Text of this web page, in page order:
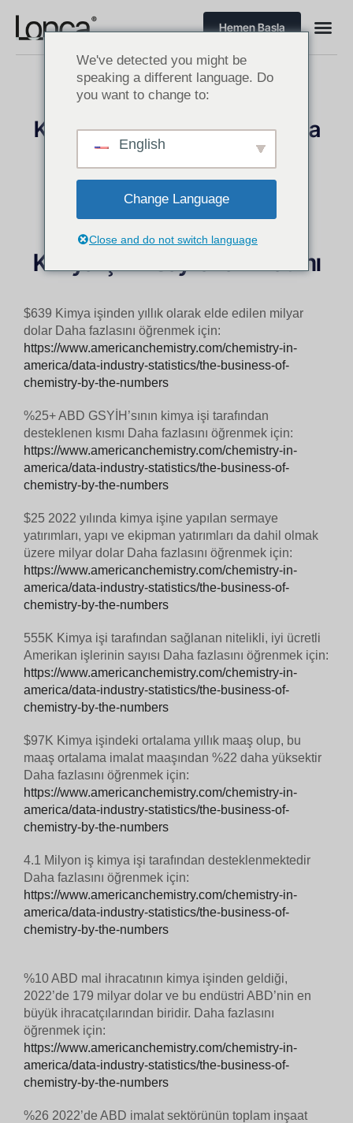
Hemen Başla
Kimyanın İş Dünyası Rakamlarla
Amerika’da Kimya Sektörü Sektör Raporları
Kimya İşinin Sayılarla Anlatımı
$639 Kimya işinden yıllık olarak elde edilen milyar
dolar Daha fazlasını öğrenmek için:
https://www.americanchemistry.com/chemistry-in-
america/data-industry-statistics/the-business-of-
chemistry-by-the-numbers
%25+ ABD GSYİH’sının kimya işi tarafından
desteklenen kısmı Daha fazlasını öğrenmek için:
https://www.americanchemistry.com/chemistry-in-
america/data-industry-statistics/the-business-of-
chemistry-by-the-numbers
$25 2022 yılında kimya işine yapılan sermaye
yatırımları, yapı ve ekipman yatırımları da dahil olmak
üzere milyar dolar Daha fazlasını öğrenmek için:
https://www.americanchemistry.com/chemistry-in-
america/data-industry-statistics/the-business-of-
chemistry-by-the-numbers
555K Kimya işi tarafından sağlanan nitelikli, iyi ücretli
Amerikan işlerinin sayısı Daha fazlasını öğrenmek için:
https://www.americanchemistry.com/chemistry-in-
america/data-industry-statistics/the-business-of-
chemistry-by-the-numbers
$97K Kimya işindeki ortalama yıllık maaş olup, bu
maaş ortalama imalat maaşından %22 daha yüksektir
Daha fazlasını öğrenmek için:
https://www.americanchemistry.com/chemistry-in-
america/data-industry-statistics/the-business-of-
chemistry-by-the-numbers
4.1 Milyon iş kimya işi tarafından desteklenmektedir
Daha fazlasını öğrenmek için:
https://www.americanchemistry.com/chemistry-in-
america/data-industry-statistics/the-business-of-
chemistry-by-the-numbers
%10 ABD mal ihracatının kimya işinden geldiği,
2022’de 179 milyar dolar ve bu endüstri ABD’nin en
büyük ihracatçılarından biridir. Daha fazlasını
öğrenmek için:
https://www.americanchemistry.com/chemistry-in-
america/data-industry-statistics/the-business-of-
chemistry-by-the-numbers
%26 2022’de ABD imalat sektörünün toplam inşaat
We've detected you might be
speaking a different language. Do
you want to change to:
English
Change Language
Close and do not switch language